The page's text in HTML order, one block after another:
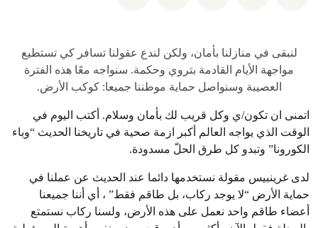
لنبقى في منازلنا بأمان، ولكن لندع عقولنا تسافر كي تستطيع
مواجهة الأيام القادمة بتروي وحكمة. سنواجه معًا هذه الفترة
العصيبة وسنواصل حماية موطننا جميعا: كوكب الأرض.
اتمنى ان تكون/ي وكل قريب لك بأمان وسلام. أكتب اليوم في
الوقت الذي يواجه العالم أكبر ازمة صحية في تاريخنا الحديث “وباء
الكورونا” وتبدو كل طرق الحلّ مسدودة.
لدى غرينبيس مقولة نستخدمها دائما عند الحديث عن عملنا في
حماية الأرض “لا يوجد ركاب، بل طاقم فقط” ، أي أننا جميعنا
أعضاء طاقم واحد نعمل على هذه الأرض، ولسنا ركاب نستمتع